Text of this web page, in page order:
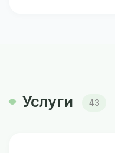
Услуги 43